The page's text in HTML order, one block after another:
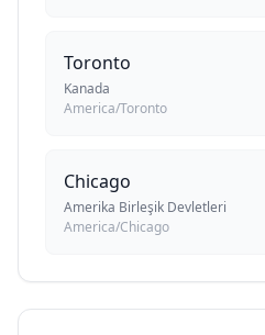
Toronto
Kanada
America/Toronto
Chicago
Amerika Birleşik Devletleri
America/Chicago